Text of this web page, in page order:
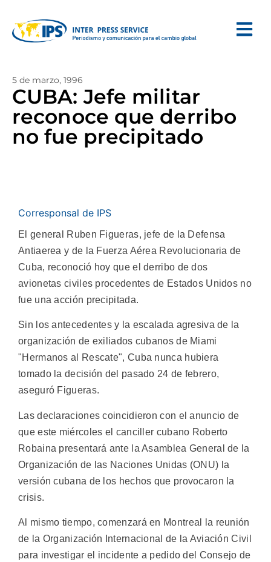
5 de marzo, 1996
CUBA: Jefe militar
reconoce que derribo
no fue precipitado
Corresponsal de IPS
El general Ruben Figueras, jefe de la Defensa
Antiaerea y de la Fuerza Aérea Revolucionaria de
Cuba, reconoció hoy que el derribo de dos
avionetas civiles procedentes de Estados Unidos no
fue una acción precipitada.
Sin los antecedentes y la escalada agresiva de la
organización de exiliados cubanos de Miami
"Hermanos al Rescate", Cuba nunca hubiera
tomado la decisión del pasado 24 de febrero,
aseguró Figueras.
Las declaraciones coincidieron con el anuncio de
que este miércoles el canciller cubano Roberto
Robaina presentará ante la Asamblea General de la
Organización de las Naciones Unidas (ONU) la
versión cubana de los hechos que provocaron la
crisis.
Al mismo tiempo, comenzará en Montreal la reunión
de la Organización Internacional de la Aviación Civil
para investigar el incidente a pedido del Consejo de